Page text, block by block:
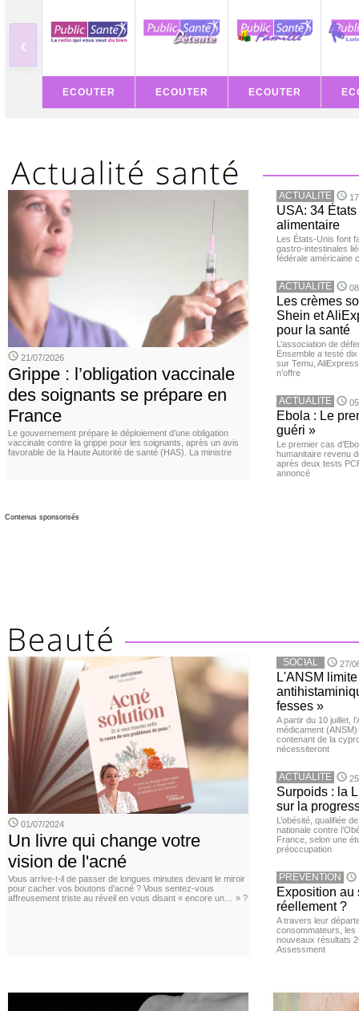
‹
ECOUTER ECOUTER ECOUTER
21/07/2026
Grippe : l’obligation vaccinale
des soignants se prépare en
France
Le gouvernement prépare le déploiement d’une obligation
vaccinale contre la grippe pour les soignants, après un avis
favorable de la Haute Autorité de santé (HAS). La ministre
ACTUALITE
USA: 34
alimentaire
Les États-Unis font
gastro-intestinales
fédérale américaine
ACTUALITE
Les crèmes
Shein et
pour la santé
L’association de
Ensemble a testé
sur Temu,
n’offre
ACTUALITE
Ebola : Le
guéri »
Le premier cas
humanitaire revenu
après deux tests
annoncé
Contenus sponsorisés
01/07/2024
Un livre qui change votre
vision de l'acné
Vous arrive-t-il de passer de longues minutes devant le miroir
pour cacher vos boutons d’acné ? Vous sentez-vous
affreusement triste au réveil en vous disant « encore un… » ?
SOCIAL 27/
L'ANSM
fesses »
A partir du 10 juillet,
médicament
contenant de la
nécessiteront
ACTUALITE
Surpoids : la
sur la
L’obésité, qualifiée
nationale contre
France, selon une
préoccupation
PREVENTION
Exposition au
réellement ?
A travers leur
consommateurs, les
nouveaux résultats
Assessment